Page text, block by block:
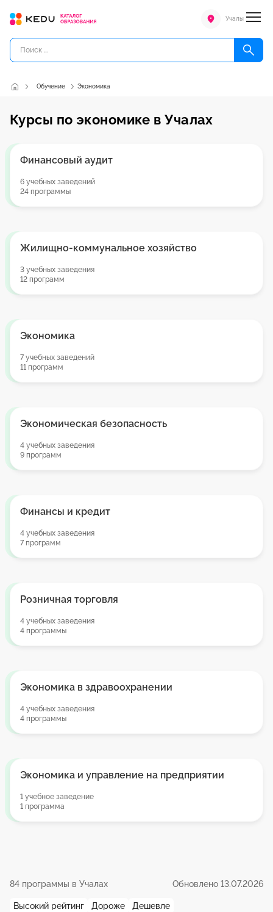
Учалы
Обучение Экономика
Курсы по экономике в Учалах
Финансовый аудит
6 учебных заведений
24 программы
Жилищно-коммунальное хозяйство
3 учебных заведения
12 программ
Экономика
7 учебных заведений
11 программ
Экономическая безопасность
4 учебных заведения
9 программ
Финансы и кредит
4 учебных заведения
7 программ
Розничная торговля
4 учебных заведения
4 программы
Экономика в здравоохранении
4 учебных заведения
4 программы
Экономика и управление на предприятии
1 учебное заведение
1 программа
84 программы в Учалах Обновлено 13.07.2026
Высокий рейтинг Дороже Дешевле